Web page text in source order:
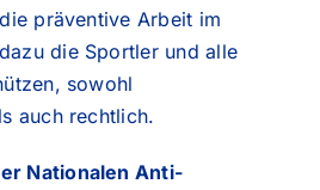
präventive Arbeit im
die Sportler und alle
sowohl
auch rechtlich.
Nationalen Anti-